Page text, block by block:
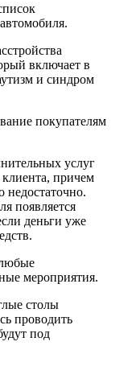
включает в
и синдром
покупателям
услуг
причем
недостаточно.
появляется
деньги уже
мероприятия.
столы
проводить
под